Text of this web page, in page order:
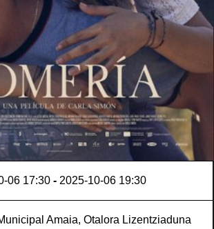
06 17:30 - 2025-10-06 19:30
Amaia, Otalora Lizentziaduna